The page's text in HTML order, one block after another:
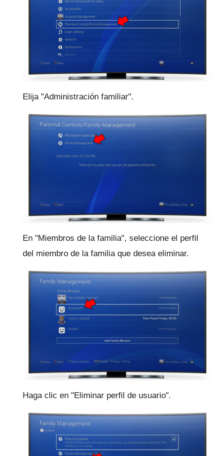
Elija "Administración familiar".
En "Miembros de la familia", seleccione el perfil
del miembro de la familia que desea eliminar.
Haga clic en "Eliminar perfil de usuario".